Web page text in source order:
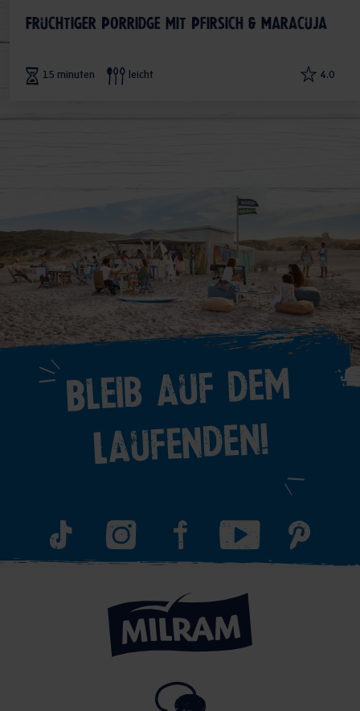
Fruchtiger Porridge mit Pfirsich & Maracuja
15 minuten leicht 4.0
Bleib auf dem
Laufenden!